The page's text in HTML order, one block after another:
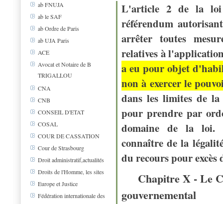
ab FNUJA
ab le SAF
ab Ordre de Paris
ab UJA Paris
ACE
Avocat et Notaire de B
TRIGALLOU
CNA
CNB
CONSEIL D'ETAT
COSAL
COUR DE CASSATION
Cour de Strasbourg
Droit administratif,actualités
Droits de l'Homme, les sites
Europe et Justice
Fédération internationale des
L'article 2 de la loi
référendum
arrêter toutes
relatives à
a eu pour objet
non à exercer le
dans les limites de
pour prendre par
domaine de la loi.
connaître de la
du recours pour excès
Chapitre X - Le